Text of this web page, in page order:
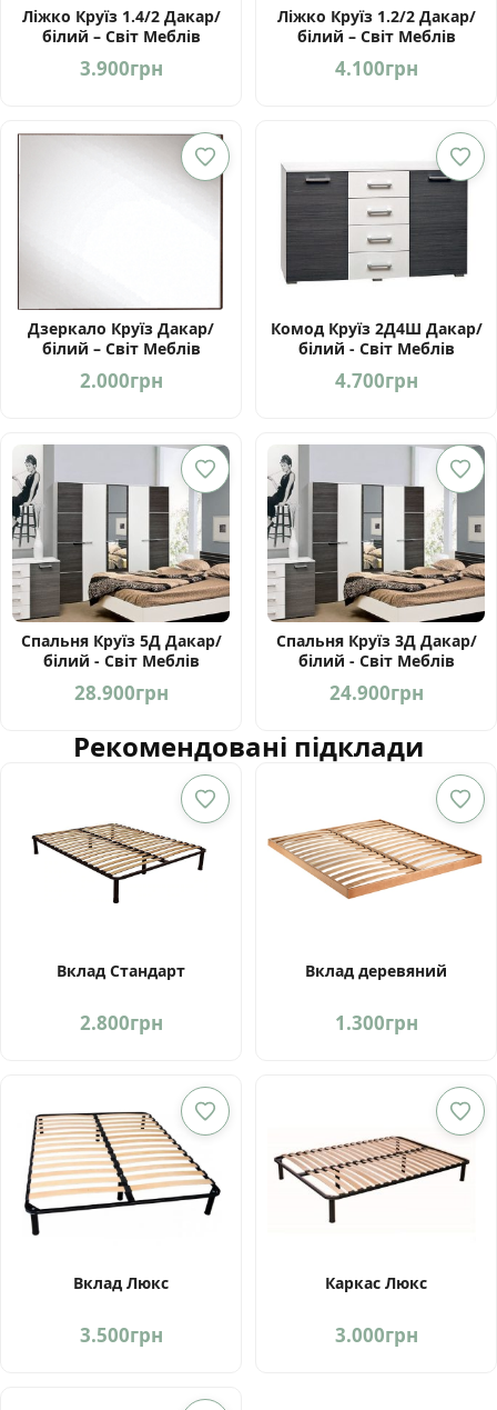
Ліжко Круїз 1.4/2 Дакар/
білий – Світ Меблів
Україна
3.900грн
Ліжко Круїз 1.2/2 Дакар/
білий – Світ Меблів
Україна
4.100грн
Дзеркало Круїз Дакар/
білий – Світ Меблів
Україна
2.000грн
Комод Круїз 2Д4Ш Дакар/
білий - Світ Меблів
Україна
4.700грн
Спальня Круїз 5Д Дакар/
білий - Світ Меблів
Україна
28.900грн
Спальня Круїз 3Д Дакар/
білий - Світ Меблів
Україна
24.900грн
Рекомендовані підклади
Вклад Стандарт
2.800грн
Вклад деревяний
1.300грн
Вклад Люкс
3.500грн
Каркас Люкс
3.000грн